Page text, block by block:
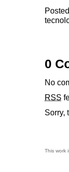
0
No
RSS
Sorry,
This work